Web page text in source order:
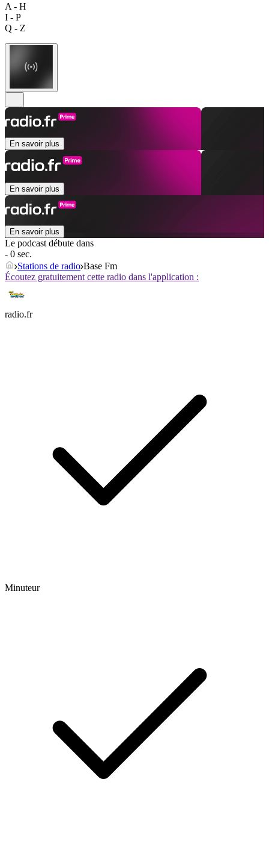
A - H
I - P
Q - Z
En savoir plus
En savoir plus
En savoir plus
Le podcast débute dans
- 0 sec.
Stations de radio Base Fm
Écoutez gratuitement cette radio dans l'application :
radio.fr
Minuteur